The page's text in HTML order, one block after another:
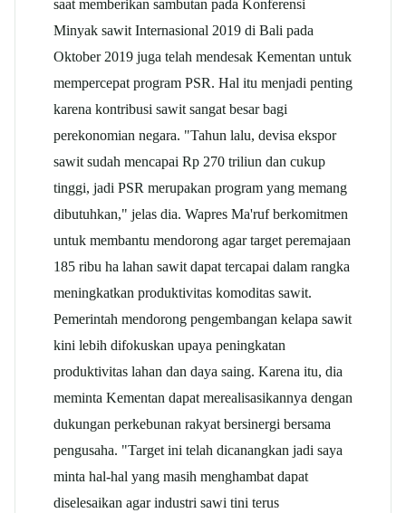
saat memberikan sambutan pada Konferensi
Minyak sawit Internasional 2019 di Bali pada
Oktober 2019 juga telah mendesak Kementan untuk
mempercepat program PSR. Hal itu menjadi penting
karena kontribusi sawit sangat besar bagi
perekonomian negara. "Tahun lalu, devisa ekspor
sawit sudah mencapai Rp 270 triliun dan cukup
tinggi, jadi PSR merupakan program yang memang
dibutuhkan," jelas dia. Wapres Ma'ruf berkomitmen
untuk membantu mendorong agar target peremajaan
185 ribu ha lahan sawit dapat tercapai dalam rangka
meningkatkan produktivitas komoditas sawit.
Pemerintah mendorong pengembangan kelapa sawit
kini lebih difokuskan upaya peningkatan
produktivitas lahan dan daya saing. Karena itu, dia
meminta Kementan dapat merealisasikannya dengan
dukungan perkebunan rakyat bersinergi bersama
pengusaha. "Target ini telah dicanangkan jadi saya
minta hal-hal yang masih menghambat dapat
diselesaikan agar industri sawi tini terus